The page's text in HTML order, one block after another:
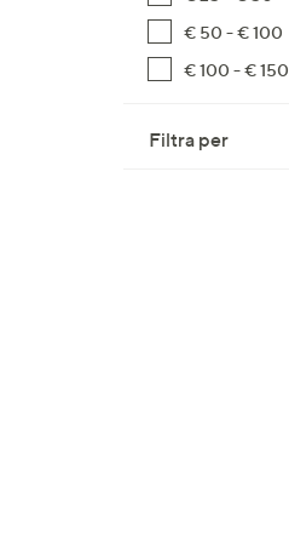
€ 50 - € 100
€ 100 - € 150
Filtra per